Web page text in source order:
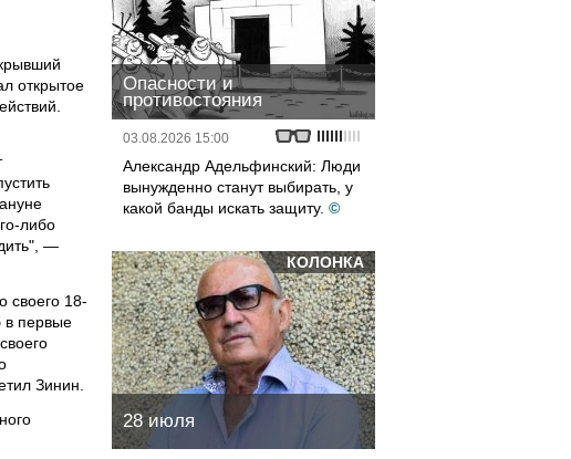
открытое
либо
—
своего 18-
в первые
Зинин.
Опасности и
противостояния
03.08.2026 15:00
Александр Адельфинский: Люди
вынужденно станут выбирать, у
какой банды искать защиту. ©
КОЛОНКА
28 июля